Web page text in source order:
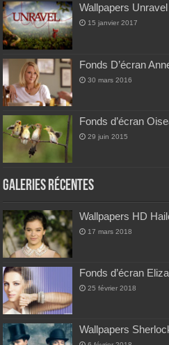
Wallpapers Unravel
15 janvier 2017
Fonds D’écran
30 mars 2016
Fonds d’écran
29 juin 2015
Galeries Récentes
Wallpapers HD
17 mars 2018
Fonds d’écran
25 février 2018
Wallpapers